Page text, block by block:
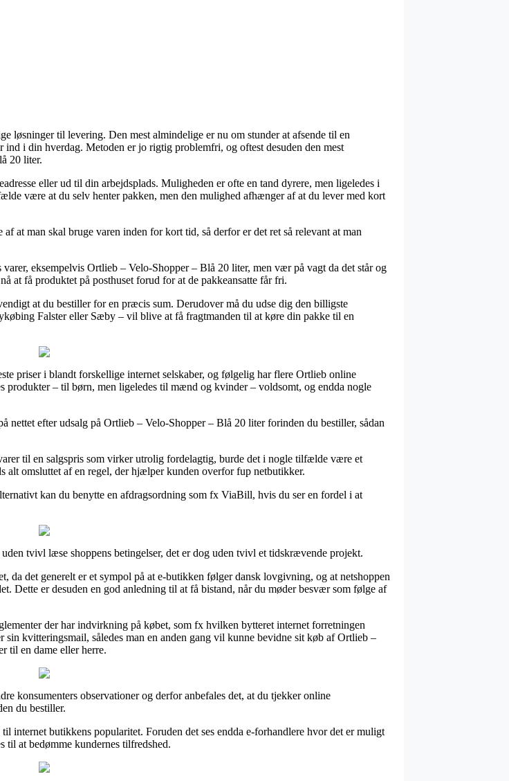
løsninger til levering. Den mest almindelige er nu om stunder at afsende til en
i din hverdag. Metoden er jo rigtig problemfri, og oftest desuden den mest
20 liter.
eller ud til din arbejdsplads. Muligheden er ofte en tand dyrere, men ligeledes i
være at du selv henter pakken, men den mulighed afhænger af at du lever med kort
at man skal bruge varen inden for kort tid, så derfor er det ret så relevant at man
eksempelvis Ortlieb – Velo-Shopper – Blå 20 liter, men vær på vagt da det står og
at få produktet på posthuset forud for at de pakkeansatte får fri.
at du bestiller for en præcis sum. Derudover må du udse dig den billigste
Falster eller Sæby – vil blive at få fragtmanden til at køre din pakke til en
priser i blandt forskellige internet selskaber, og følgelig har flere Ortlieb online
produkter – til børn, men ligeledes til mænd og kvinder – voldsomt, og endda nogle
efter udsalg på Ortlieb – Velo-Shopper – Blå 20 liter forinden du bestiller, sådan
til en salgspris som virker utrolig fordelagtig, burde det i nogle tilfælde være et
omsluttet af en regel, der hjælper kunden overfor fup netbutikker.
kan du benytte en afdragsordning som fx ViaBill, hvis du ser en fordel i at
tvivl læse shoppens betingelser, det er dog uden tvivl et tidskrævende projekt.
det generelt er et sympol på at e-butikken følger dansk lovgivning, og at netshoppen
Dette er desuden en god anledning til at få bistand, når du møder besvær som følge af
der har indvirkning på købet, som fx hvilken bytteret internet forretningen
kvitteringsmail, således man en anden gang vil kunne bevidne sit køb af Ortlieb –
til en dame eller herre.
konsumenters observationer og derfor anbefales det, at du tjekker online
du bestiller.
internet butikkens popularitet. Foruden det ses endda e-forhandlere hvor det er muligt
til at bedømme kundernes tilfredshed.